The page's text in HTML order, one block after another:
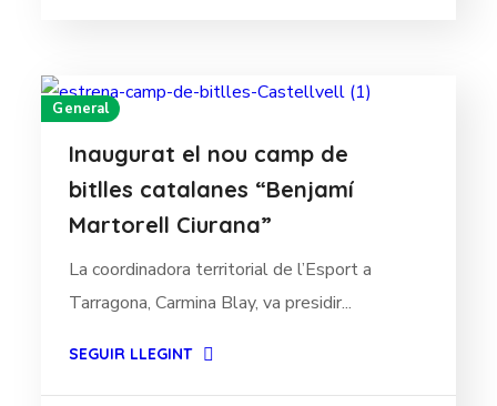
General
Inaugurat el nou camp de
bitlles catalanes “Benjamí
Martorell Ciurana”
La coordinadora territorial de l’Esport a
Tarragona, Carmina Blay, va presidir...
SEGUIR LLEGINT